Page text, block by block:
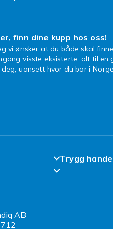
finn dine kupp hos oss!
vi ønsker at du både skal
visste eksisterte, alt til en
uansett hvor du bor i
Trygg
AB